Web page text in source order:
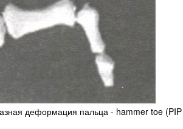
деформация пальца - hammer toe